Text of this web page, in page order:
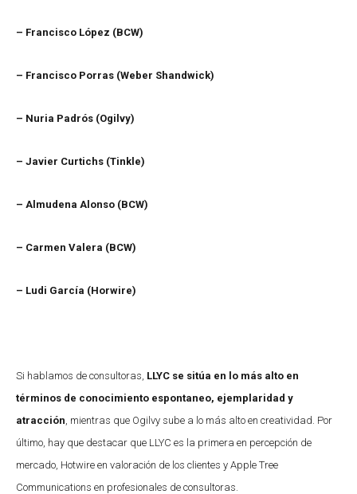
– Francisco López (BCW)
– Francisco Porras (Weber Shandwick)
– Nuria Padrós (Ogilvy)
– Javier Curtichs (Tinkle)
– Almudena Alonso (BCW)
– Carmen Valera (BCW)
– Ludi García (Horwire)
Si hablamos de consultoras, LLYC se sitúa en lo más alto en
términos de conocimiento espontaneo, ejemplaridad y
atracción , mientras que Ogilvy sube a lo más alto en creatividad. Por
último, hay que destacar que LLYC es la primera en percepción de
mercado, Hotwire en valoración de los clientes y Apple Tree
Communications en profesionales de consultoras.